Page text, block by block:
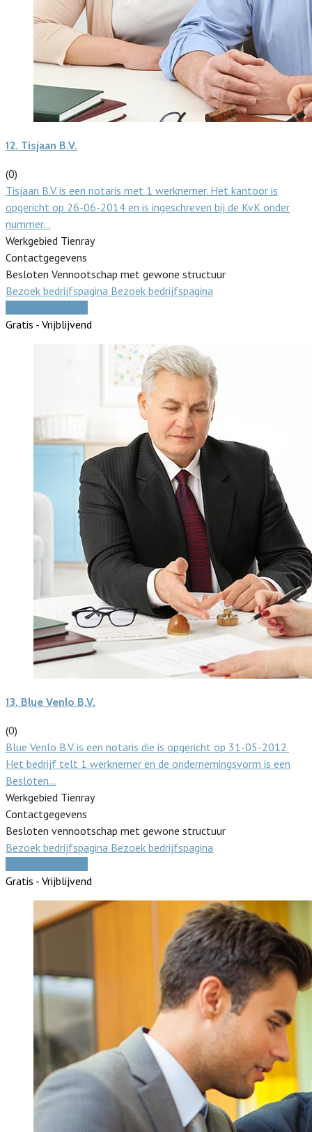
12. Tisjaan B.V.
(0)
Tisjaan B.V. is een notaris met 1 werknemer. Het kantoor is
opgericht op 26-06-2014 en is ingeschreven bij de KvK onder
nummer…
Werkgebied Tienray
Contactgegevens
Besloten Vennootschap met gewone structuur
Bezoek bedrijfspagina Bezoek bedrijfspagina
Gratis - Vrijblijvend
13. Blue Venlo B.V.
(0)
Blue Venlo B.V. is een notaris die is opgericht op 31-05-2012.
Het bedrijf telt 1 werknemer en de ondernemingsvorm is een
Besloten…
Werkgebied Tienray
Contactgegevens
Besloten vennootschap met gewone structuur
Bezoek bedrijfspagina Bezoek bedrijfspagina
Gratis - Vrijblijvend